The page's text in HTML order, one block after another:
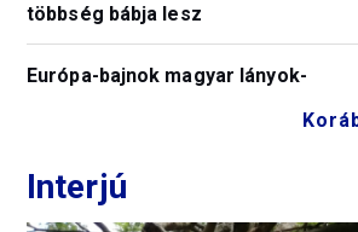
többség bábja lesz
Európa-bajnok magyar lányok-
Interjú